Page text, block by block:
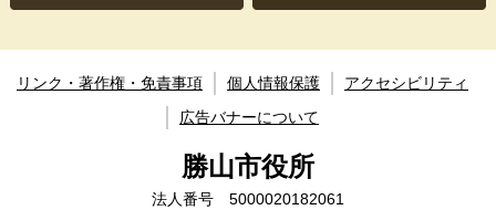
リンク・著作権・免責事項 個人情報保護
アクセシビリティ
広告バナーについて
勝山市役所
法人番号 5000020182061